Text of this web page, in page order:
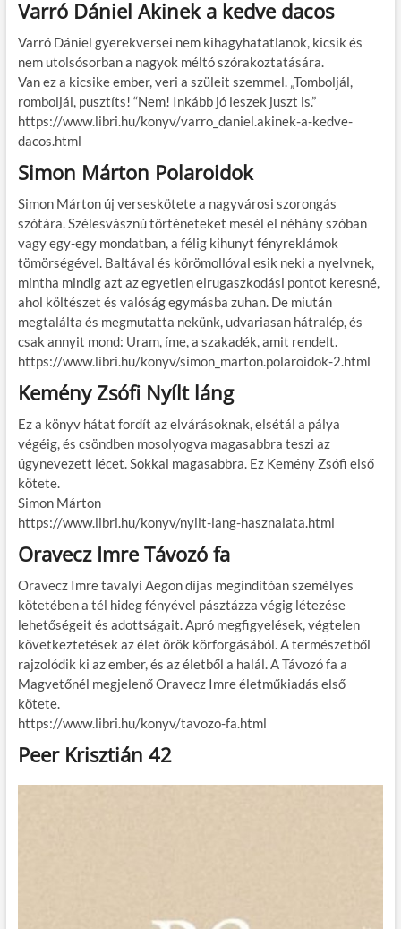
Varró Dániel Akinek a kedve dacos
Varró Dániel gyerekversei nem kihagyhatatlanok, kicsik és
nem utolsósorban a nagyok méltó szórakoztatására.
Van ez a kicsike ember, veri a szüleit szemmel. „Tomboljál,
romboljál, pusztíts! “Nem! Inkább jó leszek juszt is.”
https://www.libri.hu/konyv/varro_daniel.akinek-a-kedve-
dacos.html
Simon Márton Polaroidok
Simon Márton új verseskötete a nagyvárosi szorongás
szótára. Szélesvásznú történeteket mesél el néhány szóban
vagy egy-egy mondatban, a félig kihunyt fényreklámok
tömörségével. Baltával és körömollóval esik neki a nyelvnek,
mintha mindig azt az egyetlen elrugaszkodási pontot keresné,
ahol költészet és valóság egymásba zuhan. De miután
megtalálta és megmutatta nekünk, udvariasan hátralép, és
csak annyit mond: Uram, íme, a szakadék, amit rendelt.
https://www.libri.hu/konyv/simon_marton.polaroidok-2.html
Kemény Zsófi Nyílt láng
Ez a könyv hátat fordít az elvárásoknak, elsétál a pálya
végéig, és csöndben mosolyogva magasabbra teszi az
úgynevezett lécet. Sokkal magasabbra. Ez Kemény Zsófi első
kötete.
Simon Márton
https://www.libri.hu/konyv/nyilt-lang-hasznalata.html
Oravecz Imre Távozó fa
Oravecz Imre tavalyi Aegon díjas megindítóan személyes
kötetében a tél hideg fényével pásztázza végig létezése
lehetőségeit és adottságait. Apró megfigyelések, végtelen
következtetések az élet örök körforgásából. A természetből
rajzolódik ki az ember, és az életből a halál. A Távozó fa a
Magvetőnél megjelenő Oravecz Imre életműkiadás első
kötete.
https://www.libri.hu/konyv/tavozo-fa.html
Peer Krisztián 42